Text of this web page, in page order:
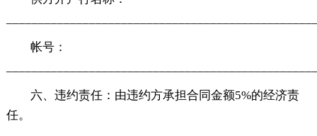
帐号：
六、违约责任：由违约方承担合同金额5%的经济责
任。